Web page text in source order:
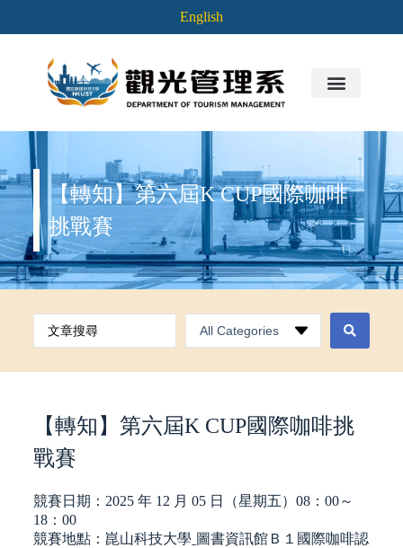
English
【轉知】第六屆K CUP國際咖啡
挑戰賽
【轉知】第六屆K CUP國際咖啡挑
戰賽
競賽日期：2025 年 12 月 05 日（星期五）08：00～
18：00
競賽地點：崑山科技大學ˍ圖書資訊館Ｂ１國際咖啡認